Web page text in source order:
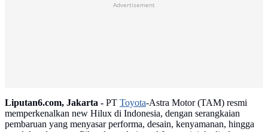
Advertisement
Liputan6.com, Jakarta - PT Toyota-Astra Motor (TAM) resmi
memperkenalkan new Hilux di Indonesia, dengan serangkaian
pembaruan yang menyasar performa, desain, kenyamanan, hingga